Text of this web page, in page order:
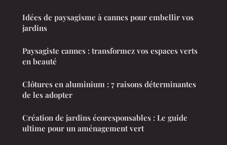
Idées de paysagisme à cannes pour embellir vos
jardins
Paysagiste cannes : transformez vos espaces verts
en beauté
Clôtures en aluminium : 7 raisons déterminantes
de les adopter
Création de jardins écoresponsables : Le guide
ultime pour un aménagement vert